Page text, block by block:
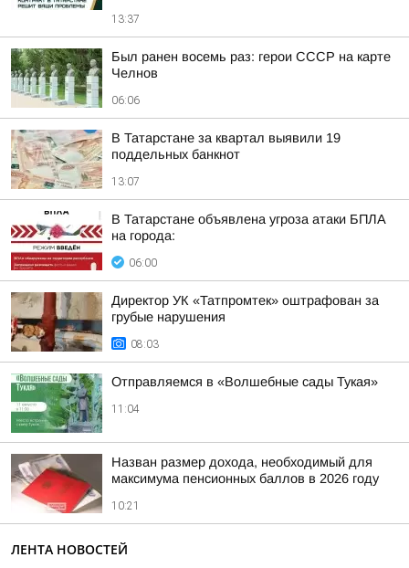
13:37
Был ранен восемь раз: герои СССР на карте
Челнов
06:06
В Татарстане за квартал выявили 19
поддельных банкнот
13:07
В Татарстане объявлена угроза атаки БПЛА
на города:
06:00
Директор УК «Татпромтек» оштрафован за
грубые нарушения
08:03
Отправляемся в «Волшебные сады Тукая»
11:04
Назван размер дохода, необходимый для
максимума пенсионных баллов в 2026 году
10:21
ЛЕНТА НОВОСТЕЙ